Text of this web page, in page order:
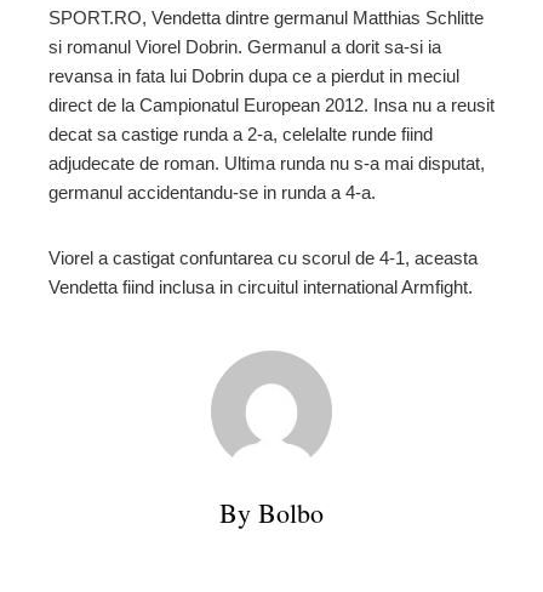
SPORT.RO, Vendetta dintre germanul Matthias Schlitte
si romanul Viorel Dobrin. Germanul a dorit sa-si ia
revansa in fata lui Dobrin dupa ce a pierdut in meciul
direct de la Campionatul European 2012. Insa nu a reusit
decat sa castige runda a 2-a, celelalte runde fiind
adjudecate de roman. Ultima runda nu s-a mai disputat,
germanul accidentandu-se in runda a 4-a.
Viorel a castigat confuntarea cu scorul de 4-1, aceasta
Vendetta fiind inclusa in circuitul international Armfight.
By Bolbo